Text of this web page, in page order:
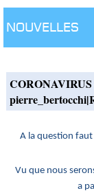
Nouvelles
CORONAVIRUS
A la question
Vu que nous
a